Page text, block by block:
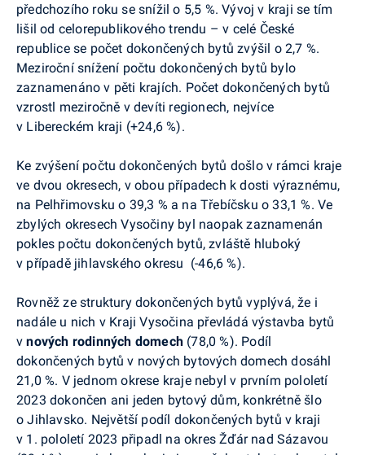
předchozího roku se snížil o 5,5 %. Vývoj v kraji se tím
lišil od celorepublikového trendu – v celé České
republice se počet dokončených bytů zvýšil o 2,7 %.
Meziroční snížení počtu dokončených bytů bylo
zaznamenáno v pěti krajích. Počet dokončených bytů
vzrostl meziročně v devíti regionech, nejvíce
v Libereckém kraji (+24,6 %).
Ke zvýšení počtu dokončených bytů došlo v rámci kraje
ve dvou okresech, v obou případech k dosti výraznému,
na Pelhřimovsku o 39,3 % a na Třebíčsku o 33,1 %. Ve
zbylých okresech Vysočiny byl naopak zaznamenán
pokles počtu dokončených bytů, zvláště hluboký
v případě jihlavského okresu (-46,6 %).
Rovněž ze struktury dokončených bytů vyplývá, že i
nadále u nich v Kraji Vysočina převládá výstavba bytů
vnových rodinných domech (78,0 %). Podíl
dokončených bytů v nových bytových domech dosáhl
21,0 %. V jednom okrese kraje nebyl v prvním pololetí
2023 dokončen ani jeden bytový dům, konkrétně šlo
o Jihlavsko. Největší podíl dokončených bytů v kraji
v 1. pololetí 2023 připadl na okres Žďár nad Sázavou